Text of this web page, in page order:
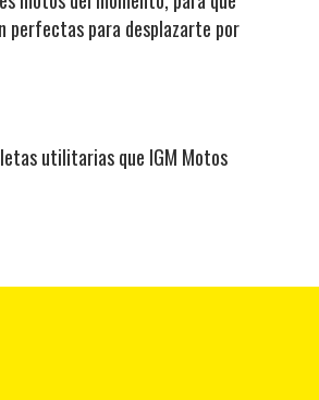
perfectas para desplazarte por
utilitarias que IGM Motos